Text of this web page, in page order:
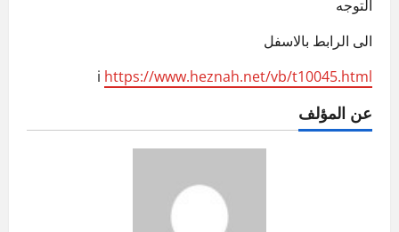
التوجه
الى الرابط بالاسفل
i https://www.heznah.net/vb/t10045.html
عن المؤلف